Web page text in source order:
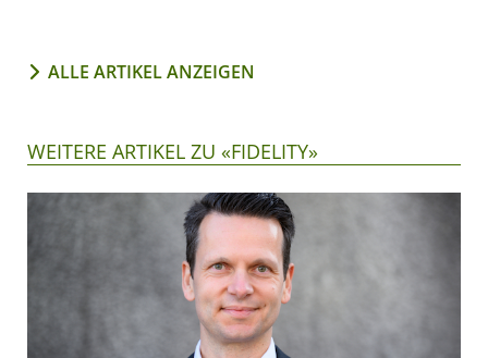
ALLE ARTIKEL ANZEIGEN
WEITERE ARTIKEL ZU «FIDELITY»